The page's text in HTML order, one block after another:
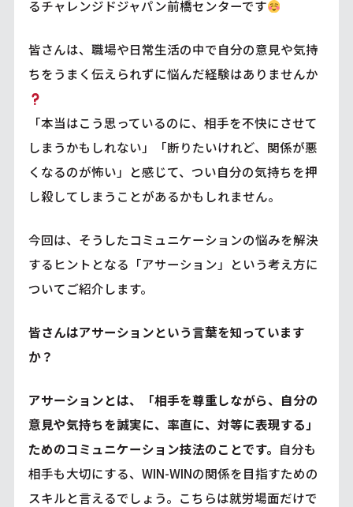
るチャレンジドジャパン前橋センターです
皆さんは、職場や日常生活の中で自分の意見や気持
ちをうまく伝えられずに悩んだ経験はありませんか
「本当はこう思っているのに、相手を不快にさせて
しまうかもしれない」「断りたいけれど、関係が悪
くなるのが怖い」と感じて、つい自分の気持ちを押
し殺してしまうことがあるかもしれません。
今回は、そうしたコミュニケーションの悩みを解決
するヒントとなる「アサーション」という考え方に
ついてご紹介します。
皆さんはアサーションという言葉を知っています
か？
アサーションとは、「相手を尊重しながら、自分の
意見や気持ちを誠実に、率直に、対等に表現する」
ためのコミュニケーション技法のことです。 自分も
相手も大切にする、WIN-WINの関係を目指すための
スキルと言えるでしょう。こちらは就労場面だけで